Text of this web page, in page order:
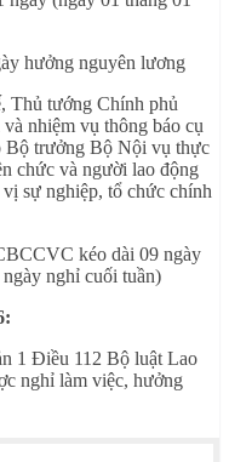
hưởng nguyên lương
Thủ tướng Chính phủ
nhiệm vụ thông báo cụ
Bộ trưởng Bộ Nội vụ thực
chức và người lao động
sự nghiệp, tổ chức chính
kéo dài 09 ngày
nghỉ cuối tuần)
1 Điều 112 Bộ luật Lao
nghỉ làm việc, hưởng